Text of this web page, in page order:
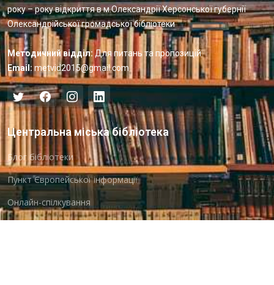
року – року відкриття в м.Олександрії Херсонської губернії
Олександрійської громадської бібліотеки
Методичний відділ: Для питань та пропозицій
Email: metvid2015@gmail.com
Центральна міська бібліотека
Блог бібліотеки
Пункт Європейської інформації
Онлайн-спілкування